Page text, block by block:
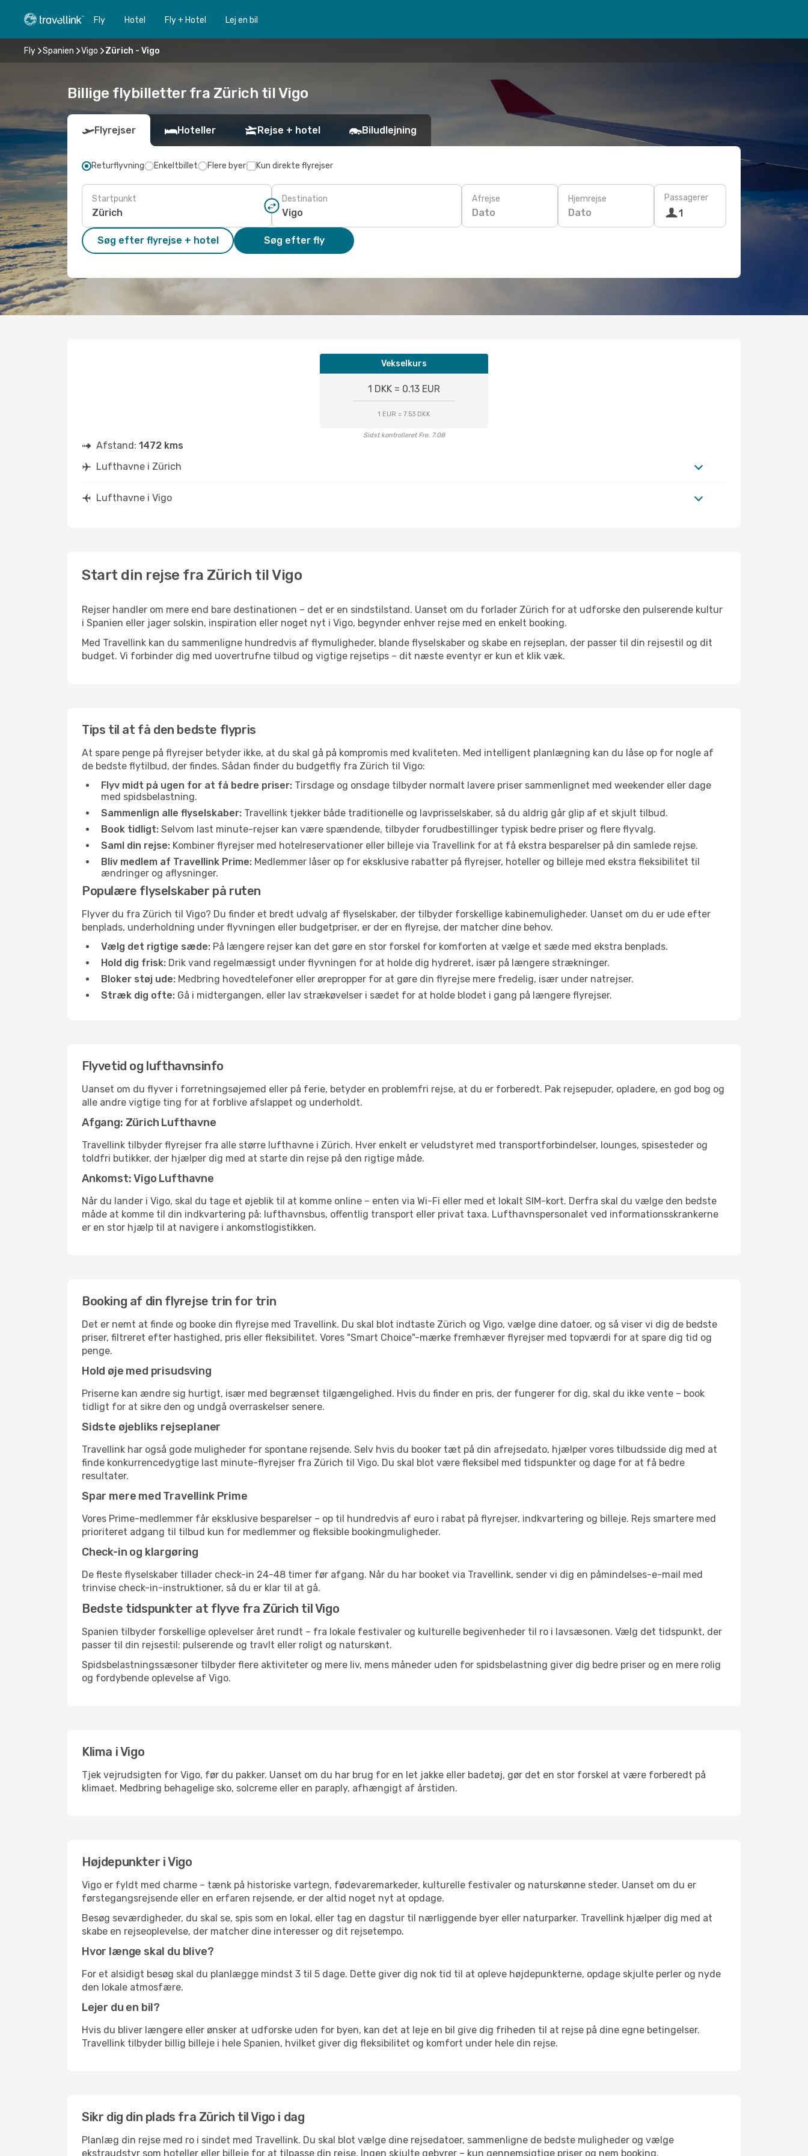
Fly Hotel Fly + Hotel Lej en bil
Fly Spanien Vigo Zürich - Vigo
Billige flybilletter fra Zürich til Vigo
Flyrejser Hoteller Rejse + hotel Biludlejning
Returflyvning Enkeltbillet Flere byer Kun direkte flyrejser
Startpunkt Destination Afrejse
Dato
Hjemrejse
Dato
Passagerer
1
Søg efter flyrejse + hotel Søg efter fly
Vekselkurs
1 DKK = 0.13 EUR
1 EUR = 7.53 DKK
Sidst kontrolleret Fre. 7.08
Afstand: 1472 kms
Lufthavne i Zürich
Lufthavne i Vigo
Start din rejse fra Zürich til Vigo
Rejser handler om mere end bare destinationen – det er en sindstilstand. Uanset om du forlader Zürich for at udforske den pulserende kultur
i Spanien eller jager solskin, inspiration eller noget nyt i Vigo, begynder enhver rejse med en enkelt booking.
Med Travellink kan du sammenligne hundredvis af flymuligheder, blande flyselskaber og skabe en rejseplan, der passer til din rejsestil og dit
budget. Vi forbinder dig med uovertrufne tilbud og vigtige rejsetips – dit næste eventyr er kun et klik væk.
Tips til at få den bedste flypris
At spare penge på flyrejser betyder ikke, at du skal gå på kompromis med kvaliteten. Med intelligent planlægning kan du låse op for nogle af
de bedste flytilbud, der findes. Sådan finder du budgetfly fra Zürich til Vigo:
Flyv midt på ugen for at få bedre priser: Tirsdage og onsdage tilbyder normalt lavere priser sammenlignet med weekender eller dage
med spidsbelastning.
Sammenlign alle flyselskaber: Travellink tjekker både traditionelle og lavprisselskaber, så du aldrig går glip af et skjult tilbud.
Book tidligt: Selvom last minute-rejser kan være spændende, tilbyder forudbestillinger typisk bedre priser og flere flyvalg.
Saml din rejse: Kombiner flyrejser med hotelreservationer eller billeje via Travellink for at få ekstra besparelser på din samlede rejse.
Bliv medlem af Travellink Prime: Medlemmer låser op for eksklusive rabatter på flyrejser, hoteller og billeje med ekstra fleksibilitet til
ændringer og aflysninger.
Populære flyselskaber på ruten
Flyver du fra Zürich til Vigo? Du finder et bredt udvalg af flyselskaber, der tilbyder forskellige kabinemuligheder. Uanset om du er ude efter
benplads, underholdning under flyvningen eller budgetpriser, er der en flyrejse, der matcher dine behov.
Vælg det rigtige sæde: På længere rejser kan det gøre en stor forskel for komforten at vælge et sæde med ekstra benplads.
Hold dig frisk: Drik vand regelmæssigt under flyvningen for at holde dig hydreret, især på længere strækninger.
Bloker støj ude: Medbring hovedtelefoner eller ørepropper for at gøre din flyrejse mere fredelig, især under natrejser.
Stræk dig ofte: Gå i midtergangen, eller lav strækøvelser i sædet for at holde blodet i gang på længere flyrejser.
Flyvetid og lufthavnsinfo
Uanset om du flyver i forretningsøjemed eller på ferie, betyder en problemfri rejse, at du er forberedt. Pak rejsepuder, opladere, en god bog og
alle andre vigtige ting for at forblive afslappet og underholdt.
Afgang: Zürich Lufthavne
Travellink tilbyder flyrejser fra alle større lufthavne i Zürich. Hver enkelt er veludstyret med transportforbindelser, lounges, spisesteder og
toldfri butikker, der hjælper dig med at starte din rejse på den rigtige måde.
Ankomst: Vigo Lufthavne
Når du lander i Vigo, skal du tage et øjeblik til at komme online – enten via Wi-Fi eller med et lokalt SIM-kort. Derfra skal du vælge den bedste
måde at komme til din indkvartering på: lufthavnsbus, offentlig transport eller privat taxa. Lufthavnspersonalet ved informationsskrankerne
er en stor hjælp til at navigere i ankomstlogistikken.
Booking af din flyrejse trin for trin
Det er nemt at finde og booke din flyrejse med Travellink. Du skal blot indtaste Zürich og Vigo, vælge dine datoer, og så viser vi dig de bedste
priser, filtreret efter hastighed, pris eller fleksibilitet. Vores "Smart Choice"-mærke fremhæver flyrejser med topværdi for at spare dig tid og
penge.
Hold øje med prisudsving
Priserne kan ændre sig hurtigt, især med begrænset tilgængelighed. Hvis du finder en pris, der fungerer for dig, skal du ikke vente – book
tidligt for at sikre den og undgå overraskelser senere.
Sidste øjebliks rejseplaner
Travellink har også gode muligheder for spontane rejsende. Selv hvis du booker tæt på din afrejsedato, hjælper vores tilbudsside dig med at
finde konkurrencedygtige last minute-flyrejser fra Zürich til Vigo. Du skal blot være fleksibel med tidspunkter og dage for at få bedre
resultater.
Spar mere med Travellink Prime
Vores Prime-medlemmer får eksklusive besparelser – op til hundredvis af euro i rabat på flyrejser, indkvartering og billeje. Rejs smartere med
prioriteret adgang til tilbud kun for medlemmer og fleksible bookingmuligheder.
Check-in og klargøring
De fleste flyselskaber tillader check-in 24-48 timer før afgang. Når du har booket via Travellink, sender vi dig en påmindelses-e-mail med
trinvise check-in-instruktioner, så du er klar til at gå.
Bedste tidspunkter at flyve fra Zürich til Vigo
Spanien tilbyder forskellige oplevelser året rundt – fra lokale festivaler og kulturelle begivenheder til ro i lavsæsonen. Vælg det tidspunkt, der
passer til din rejsestil: pulserende og travlt eller roligt og naturskønt.
Spidsbelastningssæsoner tilbyder flere aktiviteter og mere liv, mens måneder uden for spidsbelastning giver dig bedre priser og en mere rolig
og fordybende oplevelse af Vigo.
Klima i Vigo
Tjek vejrudsigten for Vigo, før du pakker. Uanset om du har brug for en let jakke eller badetøj, gør det en stor forskel at være forberedt på
klimaet. Medbring behagelige sko, solcreme eller en paraply, afhængigt af årstiden.
Højdepunkter i Vigo
Vigo er fyldt med charme – tænk på historiske vartegn, fødevaremarkeder, kulturelle festivaler og naturskønne steder. Uanset om du er
førstegangsrejsende eller en erfaren rejsende, er der altid noget nyt at opdage.
Besøg seværdigheder, du skal se, spis som en lokal, eller tag en dagstur til nærliggende byer eller naturparker. Travellink hjælper dig med at
skabe en rejseoplevelse, der matcher dine interesser og dit rejsetempo.
Hvor længe skal du blive?
For et alsidigt besøg skal du planlægge mindst 3 til 5 dage. Dette giver dig nok tid til at opleve højdepunkterne, opdage skjulte perler og nyde
den lokale atmosfære.
Lejer du en bil?
Hvis du bliver længere eller ønsker at udforske uden for byen, kan det at leje en bil give dig friheden til at rejse på dine egne betingelser.
Travellink tilbyder billig billeje i hele Spanien, hvilket giver dig fleksibilitet og komfort under hele din rejse.
Sikr dig din plads fra Zürich til Vigo i dag
Planlæg din rejse med ro i sindet med Travellink. Du skal blot vælge dine rejsedatoer, sammenligne de bedste muligheder og vælge
ekstraudstyr som hoteller eller billeje for at tilpasse din rejse. Ingen skjulte gebyrer – kun gennemsigtige priser og nem booking.